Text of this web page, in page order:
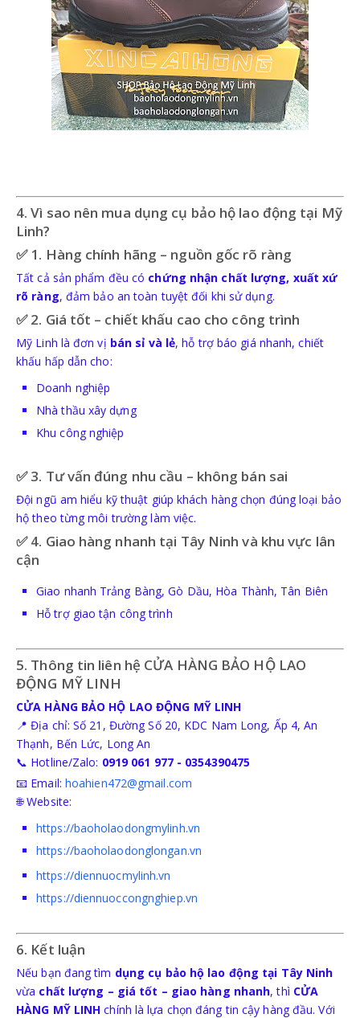
4. Vì sao nên mua dụng cụ bảo hộ lao động tại Mỹ
Linh?
✅ 1. Hàng chính hãng – nguồn gốc rõ ràng
Tất cả sản phẩm đều có chứng nhận chất lượng, xuất xứ
rõ ràng, đảm bảo an toàn tuyệt đối khi sử dụng.
✅ 2. Giá tốt – chiết khấu cao cho công trình
Mỹ Linh là đơn vị bán sỉ và lẻ, hỗ trợ báo giá nhanh, chiết
khấu hấp dẫn cho:
Doanh nghiệp
Nhà thầu xây dựng
Khu công nghiệp
✅ 3. Tư vấn đúng nhu cầu – không bán sai
Đội ngũ am hiểu kỹ thuật giúp khách hàng chọn đúng loại bảo
hộ theo từng môi trường làm việc.
✅ 4. Giao hàng nhanh tại Tây Ninh và khu vực lân
cận
Giao nhanh Trảng Bàng, Gò Dầu, Hòa Thành, Tân Biên
Hỗ trợ giao tận công trình
5. Thông tin liên hệ CỬA HÀNG BẢO HỘ LAO
ĐỘNG MỸ LINH
CỬA HÀNG BẢO HỘ LAO ĐỘNG MỸ LINH
📍 Địa chỉ: Số 21, Đường Số 20, KDC Nam Long, Ấp 4, An
Thạnh, Bến Lức, Long An
📞 Hotline/Zalo: 0919 061 977 - 0354390475
📧 Email: hoahien472@gmail.com
🌐 Website:
https://baoholaodongmylinh.vn
https://baoholaodonglongan.vn
https://diennuocmylinh.vn
https://diennuoccongnghiep.vn
6. Kết luận
Nếu bạn đang tìm dụng cụ bảo hộ lao động tại Tây Ninh
vừa chất lượng – giá tốt – giao hàng nhanh, thì CỬA
HÀNG MỸ LINH chính là lựa chọn đáng tin cậy hàng đầu. Với